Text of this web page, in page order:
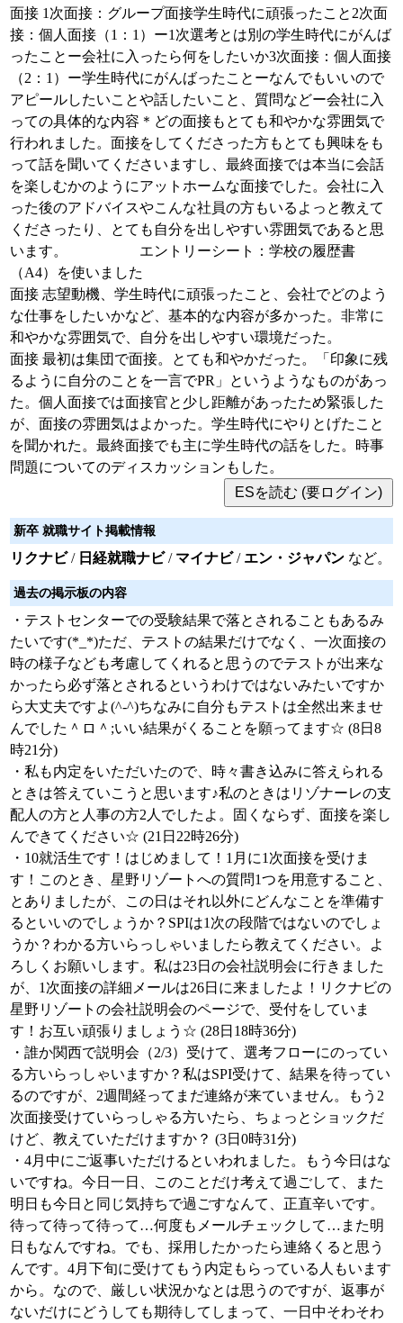
面接 1次面接：グループ面接学生時代に頑張ったこと2次面
接：個人面接（1：1）ー1次選考とは別の学生時代にがんば
ったことー会社に入ったら何をしたいか3次面接：個人面接
（2：1）ー学生時代にがんばったことーなんでもいいので
アピールしたいことや話したいこと、質問などー会社に入
っての具体的な内容＊どの面接もとても和やかな雰囲気で
行われました。面接をしてくださった方もとても興味をも
って話を聞いてくださいますし、最終面接では本当に会話
を楽しむかのようにアットホームな面接でした。会社に入
った後のアドバイスやこんな社員の方もいるよっと教えて
くださったり、とても自分を出しやすい雰囲気であると思
います。 エントリーシート：学校の履歴書
（A4）を使いました
面接 志望動機、学生時代に頑張ったこと、会社でどのよう
な仕事をしたいかなど、基本的な内容が多かった。非常に
和やかな雰囲気で、自分を出しやすい環境だった。
面接 最初は集団で面接。とても和やかだった。「印象に残
るように自分のことを一言でPR」というようなものがあっ
た。個人面接では面接官と少し距離があったため緊張した
が、面接の雰囲気はよかった。学生時代にやりとげたこと
を聞かれた。最終面接でも主に学生時代の話をした。時事
問題についてのディスカッションもした。
新卒 就職サイト掲載情報
リクナビ/ 日経就職ナビ/ マイナビ/ エン・ジャパン など。
過去の掲示板の内容
・テストセンターでの受験結果で落とされることもあるみ
たいです(*_*)ただ、テストの結果だけでなく、一次面接の
時の様子なども考慮してくれると思うのでテストが出来な
かったら必ず落とされるというわけではないみたいですか
ら大丈夫ですよ(^-^)ちなみに自分もテストは全然出来ませ
んでした＾ロ＾;いい結果がくることを願ってます☆ (8日8
時21分)
・私も内定をいただいたので、時々書き込みに答えられる
ときは答えていこうと思います♪私のときはリゾナーレの支
配人の方と人事の方2人でしたよ。固くならず、面接を楽し
んできてください☆ (21日22時26分)
・10就活生です！はじめまして！1月に1次面接を受けま
す！このとき、星野リゾートへの質問1つを用意すること、
とありましたが、この日はそれ以外にどんなことを準備す
るといいのでしょうか？SPIは1次の段階ではないのでしょ
うか？わかる方いらっしゃいましたら教えてください。よ
ろしくお願いします。私は23日の会社説明会に行きました
が、1次面接の詳細メールは26日に来ましたよ！リクナビの
星野リゾートの会社説明会のページで、受付をしていま
す！お互い頑張りましょう☆ (28日18時36分)
・誰か関西で説明会（2/3）受けて、選考フローにのってい
る方いらっしゃいますか？私はSPI受けて、結果を待ってい
るのですが、2週間経ってまだ連絡が来ていません。もう2
次面接受けていらっしゃる方いたら、ちょっとショックだ
けど、教えていただけますか？ (3日0時31分)
・4月中にご返事いただけるといわれました。もう今日はな
いですね。今日一日、このことだけ考えて過ごして、また
明日も今日と同じ気持ちで過ごすなんて、正直辛いです。
待って待って待って…何度もメールチェックして…また明
日もなんですね。でも、採用したかったら連絡くると思う
んです。4月下旬に受けてもう内定もらっている人もいます
から。なので、厳しい状況かなとは思うのですが、返事が
ないだけにどうしても期待してしまって、一日中そわそわ